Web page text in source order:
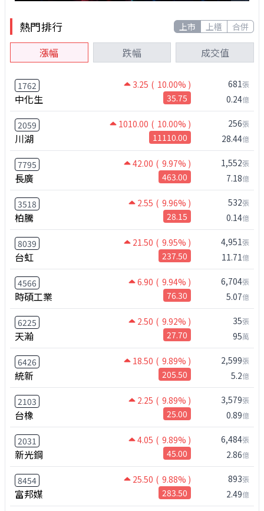
熱門排行 上市 上櫃 合併
漲幅 跌幅 成交值
1762 3.25 ( 10.00% )
中化生 35.75
681張
0.24億
2059 1010.00 ( 10.00% )
川湖 11110.00
256張
28.44億
7795 42.00 ( 9.97% )
長廣 463.00
1,552張
7.18億
3518 2.55 ( 9.96% )
柏騰 28.15
532張
0.14億
8039 21.50 ( 9.95% )
台虹 237.50
4,951張
11.71億
4566 6.90 ( 9.94% )
時碩工業 76.30
6,704張
5.07億
6225 2.50 ( 9.92% )
天瀚 27.70
35張
95萬
6426 18.50 ( 9.89% )
統新 205.50
2,599張
5.2億
2103 2.25 ( 9.89% )
台橡 25.00
3,579張
0.89億
2031 4.05 ( 9.89% )
新光鋼 45.00
6,484張
2.86億
8454 25.50 ( 9.88% )
富邦媒 283.50
893張
2.49億